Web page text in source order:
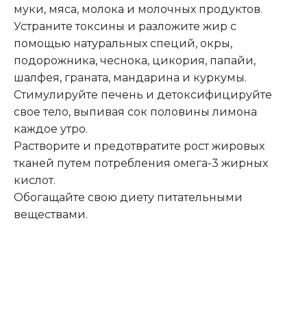
муки, мяса, молока и молочных продуктов.
Устраните токсины и разложите жир с
помощью натуральных специй, окры,
подорожника, чеснока, цикория, папайи,
шалфея, граната, мандарина и куркумы.
Стимулируйте печень и детоксифицируйте
свое тело, выпивая сок половины лимона
каждое утро.
Растворите и предотвратите рост жировых
тканей путем потребления омега-3 жирных
кислот.
Обогащайте свою диету питательными
веществами.